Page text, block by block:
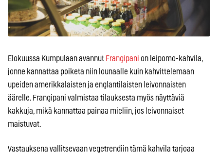
Elokuussa Kumpulaan avannut Frangipani on leipomo-kahvila,
jonne kannattaa poiketa niin lounaalle kuin kahvittelemaan
upeiden amerikkalaisten ja englantilaisten leivonnaisten
äärelle. Frangipani valmistaa tilauksesta myös näyttäviä
kakkuja, mikä kannattaa painaa mieliin, jos leivonnaiset
maistuvat.
Vastauksena vallitsevaan vegetrendiin tämä kahvila tarjoaa